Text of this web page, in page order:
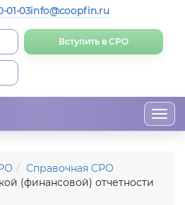
01-03info@coopfin.ru
Вступить в СРО
Справочная СРО
(финансовой) отчетности